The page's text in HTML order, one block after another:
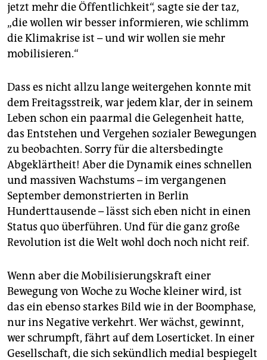
jetzt mehr die Öffentlichkeit“, sagte sie der taz,
„die wollen wir besser informieren, wie schlimm
die Klimakrise ist – und wir wollen sie mehr
mobilisieren.“
Dass es nicht allzu lange weitergehen konnte mit
dem Freitagsstreik, war jedem klar, der in seinem
Leben schon ein paarmal die Gelegenheit hatte,
das Entstehen und Vergehen sozialer Bewegungen
zu beobachten. Sorry für die altersbedingte
Abgeklärtheit! Aber die Dynamik eines schnellen
und massiven Wachstums – im vergangenen
September demonstrierten in Berlin
Hunderttausende – lässt sich eben nicht in einen
Status quo überführen. Und für die ganz große
Revolution ist die Welt wohl doch noch nicht reif.
Wenn aber die Mobilisierungskraft einer
Bewegung von Woche zu Woche kleiner wird, ist
das ein ebenso starkes Bild wie in der Boomphase,
nur ins Negative verkehrt. Wer wächst, gewinnt,
wer schrumpft, fährt auf dem Loserticket. In einer
Gesellschaft, die sich sekündlich medial bespiegelt